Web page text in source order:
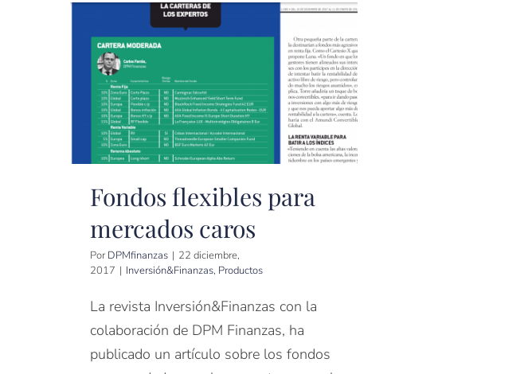
Fondos flexibles para
mercados caros
PorDPMfinanzas | 22 diciembre,
2017 | Inversión&Finanzas, Productos
La revista Inversión&Finanzas con la
colaboración de DPM Finanzas, ha
publicado un artículo sobre los fondos